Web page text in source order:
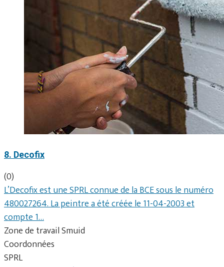
8. Decofix
(0)
L’Decofix est une SPRL connue de la BCE sous le numéro
480027264. La peintre a été créée le 11-04-2003 et
compte 1…
Zone de travail Smuid
Coordonnées
SPRL